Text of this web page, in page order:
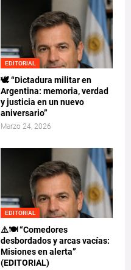
EDITORIAL
🕊️ “Dictadura militar en
Argentina: memoria, verdad
y justicia en un nuevo
aniversario”
Marzo 24, 2026
EDITORIAL
⚠️🍽️ “Comedores
desbordados y arcas vacías:
Misiones en alerta”
(EDITORIAL)